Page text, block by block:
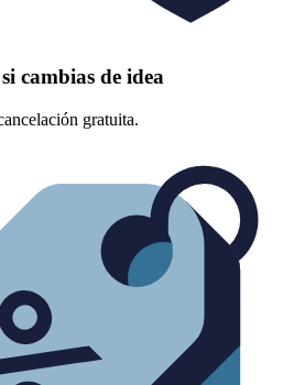
cambias de idea
gratuita.